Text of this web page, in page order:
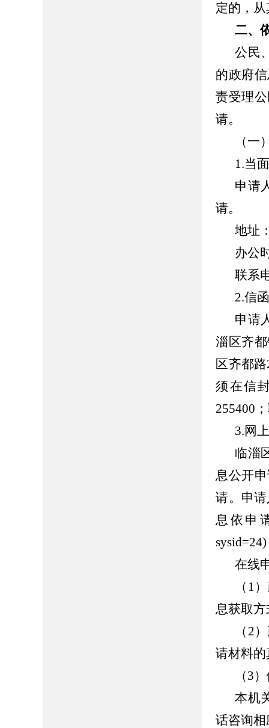
定的，
二、
公民
的政府
责受理
请。
（一
1.当
申请
请。
地址
办公
联系
2.信
申请
淄区齐
区齐都
须在信
255400
3.网
临淄
息公开
请。申
息依申
在线
（1
息获取
（2
请材料
（3
本机
话咨询